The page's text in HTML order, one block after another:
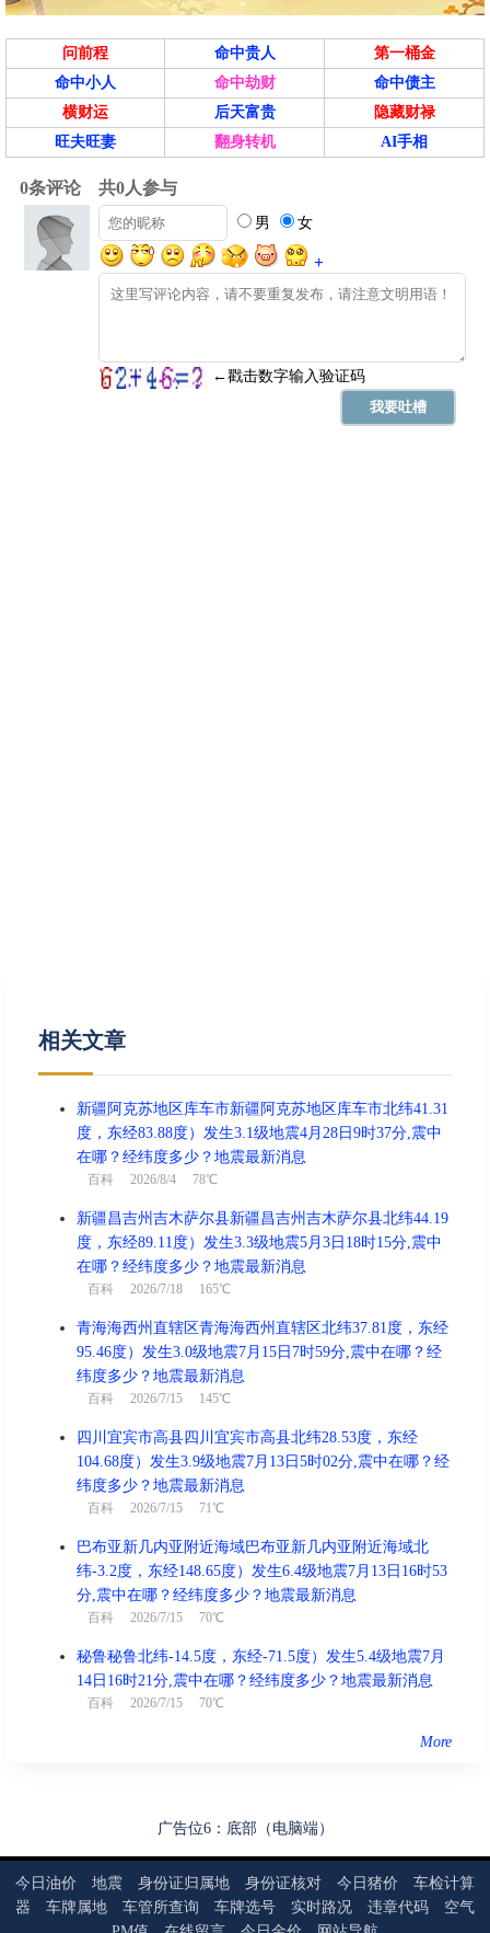
问前程 命中贵人
第一桶金
命中小人
命中劫财
命中债主
横财运
后天富贵
隐藏财禄
旺夫旺妻
翻身转机 AI手相
相关文章
新疆阿克苏地区库车市新疆阿克苏地区库车市北纬41.31
度，东经83.88度）发生3.1级地震4月28日9时37分,震中
在哪？经纬度多少？地震最新消息
百科 2026/8/4 78℃
新疆昌吉州吉木萨尔县新疆昌吉州吉木萨尔县北纬44.19
度，东经89.11度）发生3.3级地震5月3日18时15分,震中
在哪？经纬度多少？地震最新消息
百科 2026/7/18 165℃
青海海西州直辖区青海海西州直辖区北纬37.81度，东经
95.46度）发生3.0级地震7月15日7时59分,震中在哪？经
纬度多少？地震最新消息
百科 2026/7/15 145℃
四川宜宾市高县四川宜宾市高县北纬28.53度，东经
104.68度）发生3.9级地震7月13日5时02分,震中在哪？经
纬度多少？地震最新消息
百科 2026/7/15 71℃
巴布亚新几内亚附近海域巴布亚新几内亚附近海域北
纬-3.2度，东经148.65度）发生6.4级地震7月13日16时53
分,震中在哪？经纬度多少？地震最新消息
百科 2026/7/15 70℃
秘鲁秘鲁北纬-14.5度，东经-71.5度）发生5.4级地震7月
14日16时21分,震中在哪？经纬度多少？地震最新消息
百科 2026/7/15 70℃
More
广告位6：底部（电脑端）
今日油价 地震 身份证归属地 身份证核对 今日猪价
车检计算
器
车牌属地 车管所查询 车牌选号 实时路况 违章代码
空气